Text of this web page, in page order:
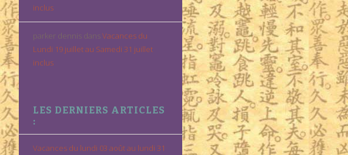
inclus
parker dennis dansVacances du
Lundi 19 juillet au Samedi 31 juillet
inclus
LES DERNIERS ARTICLES
:
Vacances du lundi 03 août au lundi 31